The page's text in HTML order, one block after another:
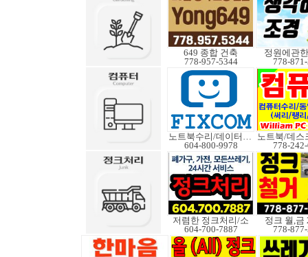
649 종합 건축
778-957-5344
정원에관
778-
노트북수리/데이터복구
604-800-9978
778-
저렴한 정크처리/소
604-700-7887
정크 월,금
778-